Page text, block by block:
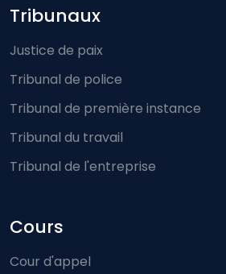
Footer-menu
Tribunaux
Justice de paix
Tribunal de police
Tribunal de première instance
Tribunal du travail
Tribunal de l'entreprise
Cours
Cour d'appel